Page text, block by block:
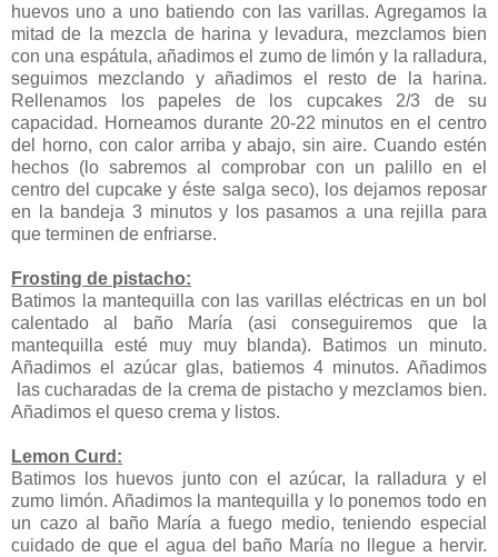
huevos uno a uno batiendo con las varillas. Agregamos la
mitad de la mezcla de harina y levadura, mezclamos bien
con una espátula, añadimos el zumo de limón y la ralladura,
seguimos mezclando y añadimos el resto de la harina.
Rellenamos los papeles de los cupcakes 2/3 de su
capacidad. Horneamos durante 20-22 minutos en el centro
del horno, con calor arriba y abajo, sin aire. Cuando estén
hechos (lo sabremos al comprobar con un palillo en el
centro del cupcake y éste salga seco), los dejamos reposar
en la bandeja 3 minutos y los pasamos a una rejilla para
que terminen de enfriarse.
Frosting de pistacho:
Batimos la mantequilla con las varillas eléctricas en un bol
calentado al baño María (asi conseguiremos que la
mantequilla esté muy muy blanda). Batimos un minuto.
Añadimos el azúcar glas, batiemos 4 minutos. Añadimos
las cucharadas de la crema de pistacho y mezclamos bien.
Añadimos el queso crema y listos.
Lemon Curd:
Batimos los huevos junto con el azúcar, la ralladura y el
zumo limón. Añadimos la mantequilla y lo ponemos todo en
un cazo al baño María a fuego medio, teniendo especial
cuidado de que el agua del baño María no llegue a hervir.